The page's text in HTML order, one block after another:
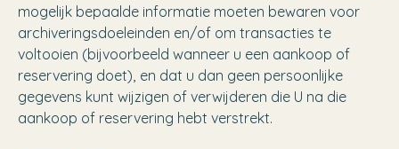
mogelijk bepaalde informatie moeten bewaren voor
archiveringsdoeleinden en/of om transacties te
voltooien (bijvoorbeeld wanneer u een aankoop of
reservering doet), en dat u dan geen persoonlijke
gegevens kunt wijzigen of verwijderen die U na die
aankoop of reservering hebt verstrekt.